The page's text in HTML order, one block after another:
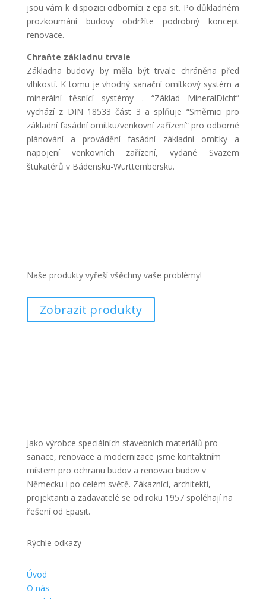
jsou vám k dispozici odborníci z epa sit. Po důkladném
prozkoumání budovy obdržíte podrobný koncept
renovace.
Chraňte základnu trvale
Základna budovy by měla být trvale chráněna před
vlhkostí. K tomu je vhodný sanační omítkový systém a
minerální těsnící systémy . “Základ MineralDicht”
vychází z DIN 18533 část 3 a splňuje “Směrnici pro
základní fasádní omítku/venkovní zařízení” pro odborné
plánování a provádění fasádní základní omítky a
napojení venkovních zařízení, vydané Svazem
štukatérů v Bádensku-Württembersku.
Naše produkty vyřeší všěchny vaše problémy!
Zobrazit produkty
Jako výrobce speciálních stavebních materiálů pro
sanace, renovace a modernizace jsme kontaktním
místem pro ochranu budov a renovaci budov v
Německu i po celém světě. Zákazníci, architekti,
projektanti a zadavatelé se od roku 1957 spoléhají na
řešení od Epasit.
Rýchle odkazy
Úvod
O nás